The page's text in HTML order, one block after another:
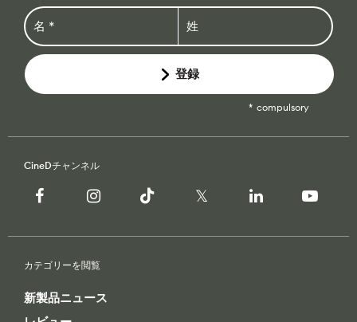
compulsory
新製品ニュース
レビュー
業界情報
ラボテスト